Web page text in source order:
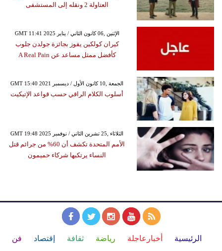
العتاولة 2 ونقله إلى المستشفى
GMT 11:41 2025 الإثنين ,06 كانون الثاني / يناير
كيران كولكين يفوز بجائزة جولدن جلوب
كأفضل ممثل مساعد عن A Real Pain
GMT 15:40 2021 الجمعة ,10 كانون الأول / ديسمبر
أسلوب الكلام الراقي حسب قواعد الإتيكيت
GMT 19:48 2025 الثلاثاء ,25 تشرين الثاني / نوفمبر
الأمم المتحدة تكشف أن 60% من جرائم قتل
النساء يرتكبها شركاء حميمون
الرئيسية أخبارعاجلة رياضة ثقافة إقتصاد فن